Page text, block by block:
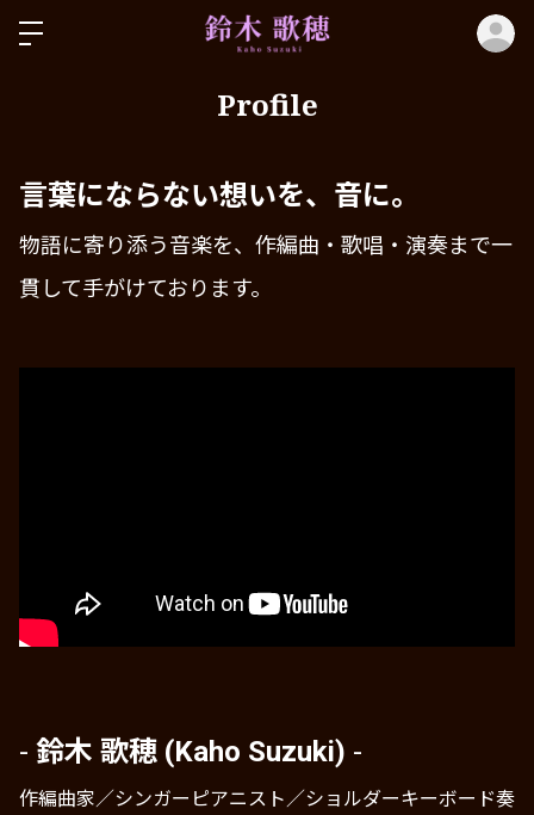
Profile
言葉にならない想いを、音に。
物語に寄り添う音楽を、作編曲・歌唱・演奏まで一
貫して手がけております。
- 鈴木 歌穂 (Kaho Suzuki) -
作編曲家／シンガーピアニスト／ショルダーキーボード奏